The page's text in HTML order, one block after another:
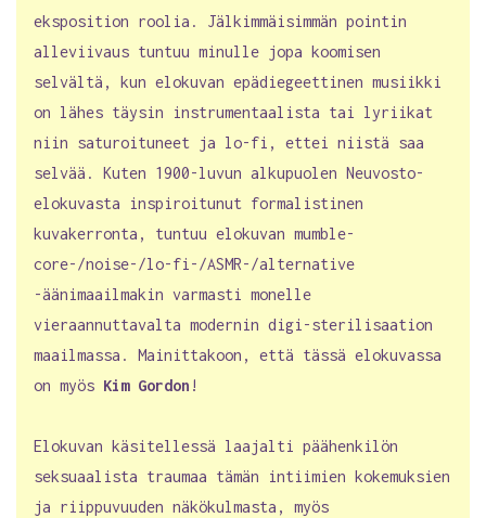
eksposition roolia. Jälkimmäisimmän pointin
alleviivaus tuntuu minulle jopa koomisen
selvältä, kun elokuvan epädiegeettinen musiikki
on lähes täysin instrumentaalista tai lyriikat
niin saturoituneet ja lo-fi, ettei niistä saa
selvää. Kuten 1900-luvun alkupuolen Neuvosto-
elokuvasta inspiroitunut formalistinen
kuvakerronta, tuntuu elokuvan mumble-
core-/noise-/lo-fi-/ASMR-/alternative
-äänimaailmakin varmasti monelle
vieraannuttavalta modernin digi-sterilisaation
maailmassa. Mainittakoon, että tässä elokuvassa
on myös Kim Gordon !
Elokuvan käsitellessä laajalti päähenkilön
seksuaalista traumaa tämän intiimien kokemuksien
ja riippuvuuden näkökulmasta, myös